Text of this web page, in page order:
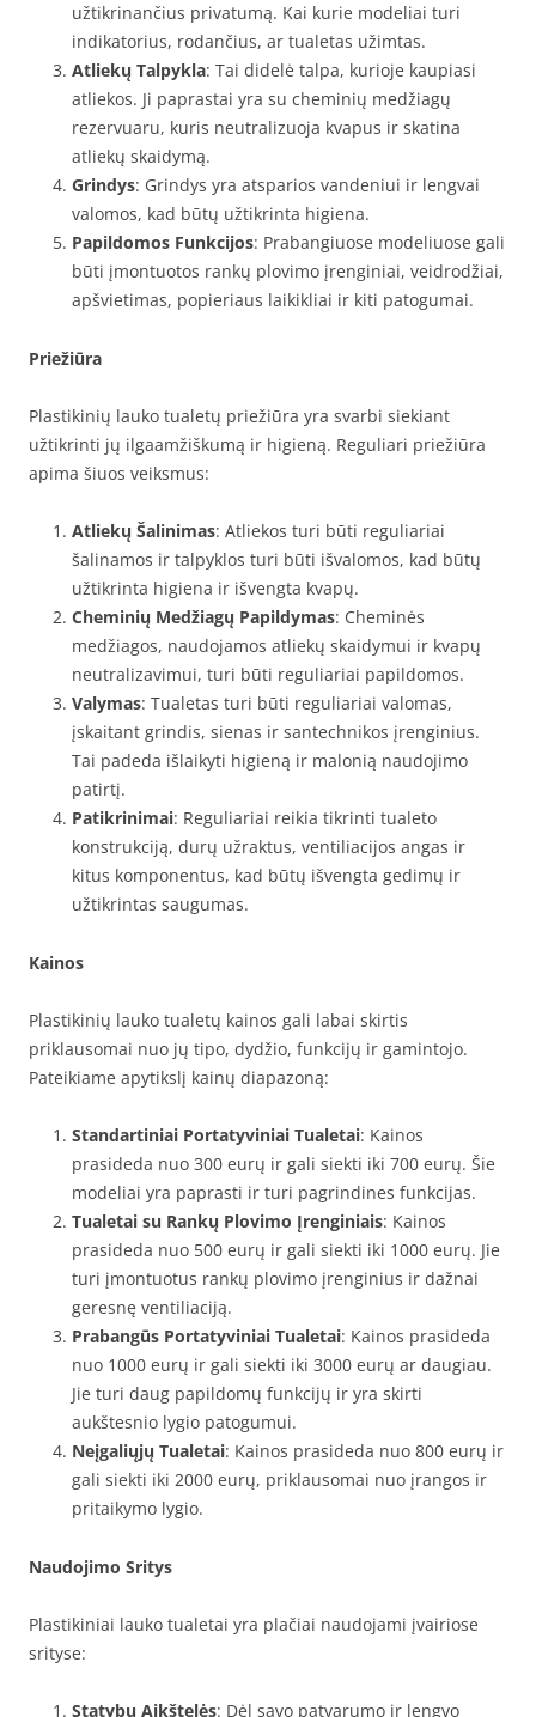
užtikrinančius privatumą. Kai kurie modeliai turi
indikatorius, rodančius, ar tualetas užimtas.
Atliekų Talpykla: Tai didelė talpa, kurioje kaupiasi
atliekos. Ji paprastai yra su cheminių medžiagų
rezervuaru, kuris neutralizuoja kvapus ir skatina
atliekų skaidymą.
Grindys: Grindys yra atsparios vandeniui ir lengvai
valomos, kad būtų užtikrinta higiena.
Papildomos Funkcijos: Prabangiuose modeliuose gali
būti įmontuotos rankų plovimo įrenginiai, veidrodžiai,
apšvietimas, popieriaus laikikliai ir kiti patogumai.
Priežiūra
Plastikinių lauko tualetų priežiūra yra svarbi siekiant
užtikrinti jų ilgaamžiškumą ir higieną. Reguliari priežiūra
apima šiuos veiksmus:
Atliekų Šalinimas: Atliekos turi būti reguliariai
šalinamos ir talpyklos turi būti išvalomos, kad būtų
užtikrinta higiena ir išvengta kvapų.
Cheminių Medžiagų Papildymas: Cheminės
medžiagos, naudojamos atliekų skaidymui ir kvapų
neutralizavimui, turi būti reguliariai papildomos.
Valymas: Tualetas turi būti reguliariai valomas,
įskaitant grindis, sienas ir santechnikos įrenginius.
Tai padeda išlaikyti higieną ir malonią naudojimo
patirtį.
Patikrinimai: Reguliariai reikia tikrinti tualeto
konstrukciją, durų užraktus, ventiliacijos angas ir
kitus komponentus, kad būtų išvengta gedimų ir
užtikrintas saugumas.
Kainos
Plastikinių lauko tualetų kainos gali labai skirtis
priklausomai nuo jų tipo, dydžio, funkcijų ir gamintojo.
Pateikiame apytikslį kainų diapazoną:
Standartiniai Portatyviniai Tualetai: Kainos
prasideda nuo 300 eurų ir gali siekti iki 700 eurų. Šie
modeliai yra paprasti ir turi pagrindines funkcijas.
Tualetai su Rankų Plovimo Įrenginiais: Kainos
prasideda nuo 500 eurų ir gali siekti iki 1000 eurų. Jie
turi įmontuotus rankų plovimo įrenginius ir dažnai
geresnę ventiliaciją.
Prabangūs Portatyviniai Tualetai: Kainos prasideda
nuo 1000 eurų ir gali siekti iki 3000 eurų ar daugiau.
Jie turi daug papildomų funkcijų ir yra skirti
aukštesnio lygio patogumui.
Neįgaliųjų Tualetai: Kainos prasideda nuo 800 eurų ir
gali siekti iki 2000 eurų, priklausomai nuo įrangos ir
pritaikymo lygio.
Naudojimo Sritys
Plastikiniai lauko tualetai yra plačiai naudojami įvairiose
srityse:
Statybų Aikštelės: Dėl savo patvarumo ir lengvo